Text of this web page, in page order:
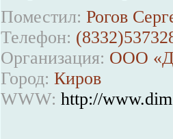
Поместил: Рогов
Телефон:
Организация: ООО
Город: Киров
WWW: http://